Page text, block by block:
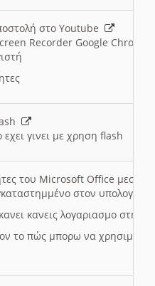
στο Youtube
Recorder Google Chrome
γινει με χρηση flash
του Microsoft Office μεσω
στον
κανεις λογαριασμο στη
το πώς μπορω να